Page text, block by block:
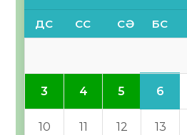
ДС СС СӘ БС
3 4 5 6
10 11 12 13